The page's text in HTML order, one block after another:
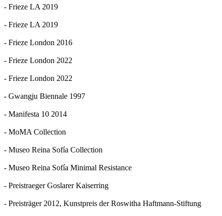
- Frieze LA 2019
- Frieze LA 2019
- Frieze London 2016
- Frieze London 2022
- Frieze London 2022
- Gwangju Biennale 1997
- Manifesta 10 2014
- MoMA Collection
- Museo Reina Sofía Collection
- Museo Reina Sofía Minimal Resistance
- Preistraeger Goslarer Kaiserring
- Preisträger 2012, Kunstpreis der Roswitha Haftmann-Stiftung